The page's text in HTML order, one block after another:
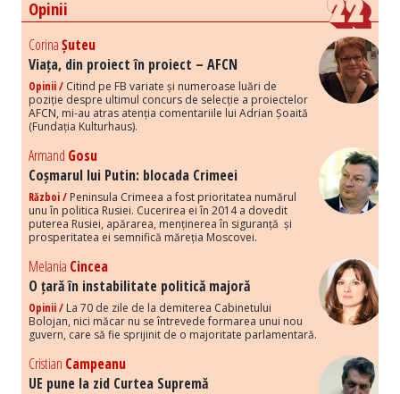
Opinii
CorinaȘuteu
Viața, din proiect în proiect – AFCN
Opinii / Citind pe FB variate și numeroase luări de
poziție despre ultimul concurs de selecție a proiectelor
AFCN, mi-au atras atenția comentariile lui Adrian Șoaită
(Fundația Kulturhaus).
Armand Gosu
Coșmarul lui Putin: blocada Crimeei
Război / Peninsula Crimeea a fost prioritatea numărul
unu în politica Rusiei. Cucerirea ei în 2014 a dovedit
puterea Rusiei, apărarea, menținerea în siguranță și
prosperitatea ei semnifică măreția Moscovei.
Melania Cincea
O țară în instabilitate politică majoră
Opinii / La 70 de zile de la demiterea Cabinetului
Bolojan, nici măcar nu se întrevede formarea unui nou
guvern, care să fie sprijinit de o majoritate parlamentară.
Cristian Campeanu
UE pune la zid Curtea Supremă